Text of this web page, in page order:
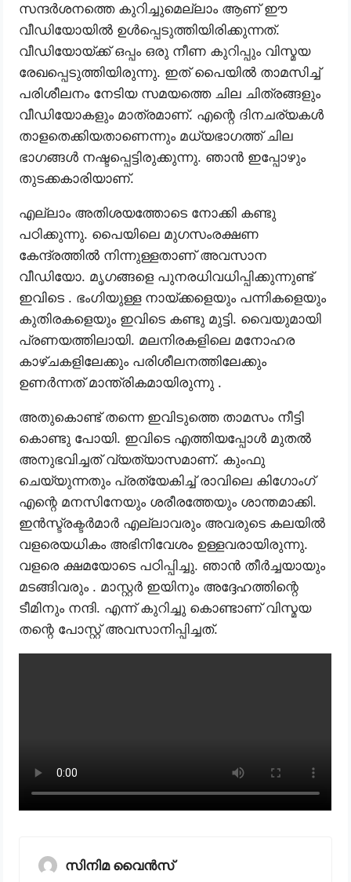
സന്ദർശനത്തെ കുറിച്ചുമെല്ലാം ആണ് ഈ
വീഡിയോയിൽ ഉൾപ്പെടുത്തിയിരിക്കുന്നത്.
വീഡിയോയ്ക്ക് ഒപ്പം ഒരു നീണ കുറിപ്പും വിസ്മയ
രേഖപ്പെടുത്തിയിരുന്നു. ഇത് പൈയിൽ താമസിച്ച്
പരിശീലനം നേടിയ സമയത്തെ ചില ചിത്രങ്ങളും
വീഡിയോകളും മാത്രമാണ്. എന്റെ ദിനചര്യകൾ
താളതെക്കിയതാണെന്നും മധ്യഭാഗത്ത് ചില
ഭാഗങ്ങൾ നഷ്ടപ്പെട്ടിരുക്കുന്നു. ഞാൻ ഇപ്പോഴും
തുടക്കകാരിയാണ്.
എല്ലാം അതിശയത്തോടെ നോക്കി കണ്ടു
പഠിക്കുന്നു. പൈയിലെ മുഗസംരക്ഷണ
കേന്ദ്രത്തിൽ നിന്നുള്ളതാണ് അവസാന
വീഡിയോ. മൃഗങ്ങളെ പുനരധിവധിപ്പിക്കുന്നുണ്ട്
ഇവിടെ . ഭംഗിയുള്ള നായ്ക്കളെയും പന്നികളെയും
കുതിരകളെയും ഇവിടെ കണ്ടു മുട്ടി. വൈയുമായി
പ്രണയത്തിലായി. മലനിരകളിലെ മനോഹര
കാഴ്ചകളിലേക്കും പരിശീലനത്തിലേക്കും
ഉണർന്നത് മാന്ത്രികമായിരുന്നു .
അതുകൊണ്ട് തന്നെ ഇവിടുത്തെ താമസം നീട്ടി
കൊണ്ടു പോയി. ഇവിടെ എത്തിയപ്പോൾ മുതൽ
അനുഭവിച്ചത് വ്യത്യാസമാണ്. കുംഫു
ചെയ്യുന്നതും പ്രത്യേകിച്ച് രാവിലെ കിഗോംഗ്
എന്റെ മനസിനേയും ശരീരത്തേയും ശാന്തമാക്കി.
ഇൻസ്ട്രക്ടർമാർ എല്ലാവരും അവരുടെ കലയിൽ
വളരെയധികം അഭിനിവേശം ഉള്ളവരായിരുന്നു.
വളരെ ക്ഷമയോടെ പഠിപ്പിച്ചു. ഞാൻ തീർച്ചയായും
മടങ്ങിവരും . മാസ്റ്റർ ഇയിനും അദ്ദേഹത്തിന്റെ
ടീമിനും നന്ദി. എന്ന് കുറിച്ചു കൊണ്ടാണ് വിസ്മയ
തന്റെ പോസ്റ്റ് അവസാനിപ്പിച്ചത്.
സിനിമ വൈൻസ്